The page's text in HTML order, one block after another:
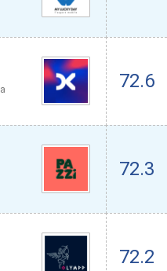
72.6
72.3
72.2